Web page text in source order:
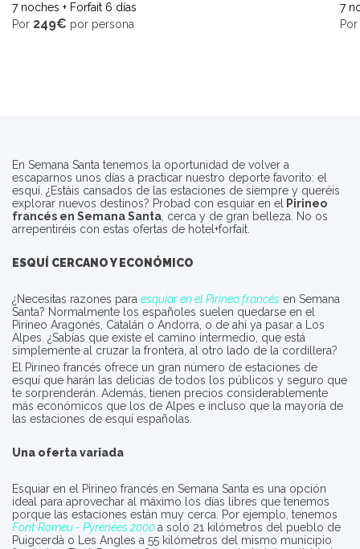
7 noches + Forfait 6 días
Por 249€ por persona
7
Por
En Semana Santa tenemos la oportunidad de volver a
escaparnos unos días a practicar nuestro deporte favorito: el
esquí. ¿Estáis cansados de las estaciones de siempre y queréis
explorar nuevos destinos? Probad con esquiar en el
Pirineo
francés en Semana Santa , cerca y de gran belleza. No os
arrepentiréis con estas ofertas de hotel+forfait.
ESQUÍ CERCANO Y ECONÓMICO
¿Necesitas razones para esquiar en el Pirineo francés en Semana
Santa? Normalmente los españoles suelen quedarse en el
Pirineo Aragonés, Catalán o Andorra, o de ahí ya pasar a Los
Alpes. ¿Sabías que existe el camino intermedio, que está
simplemente al cruzar la frontera, al otro lado de la cordillera?
El Pirineo francés ofrece un gran número de estaciones de
esquí que harán las delicias de todos los públicos y seguro que
te sorprenderán. Además, tienen precios considerablemente
más económicos que los de Alpes e incluso que la mayoría de
las estaciones de esquí españolas.
Una oferta variada
Esquiar en el Pirineo francés en Semana Santa es una opción
ideal para aprovechar al máximo los días libres que tenemos
porque las estaciones están muy cerca. Por ejemplo, tenemos
Font Romeu - Pyrénées 2000a solo 21 kilómetros del pueblo de
Puigcerdà o Les Angles a 55 kilómetros del mismo municipio